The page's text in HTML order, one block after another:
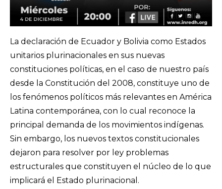
La declaración de Ecuador y Bolivia como Estados
unitarios plurinacionales en sus nuevas
constituciones políticas, en el caso de nuestro país
desde la Constitución del 2008, constituye uno de
los fenómenos políticos más relevantes en América
Latina contemporánea, con lo cual reconoce la
principal demanda de los movimientos indígenas.
Sin embargo, los nuevos textos constitucionales
dejaron para resolver por ley problemas
estructurales que constituyen el núcleo de lo que
implicará el Estado plurinacional.